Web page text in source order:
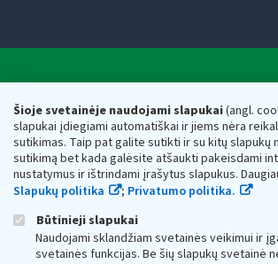
Šioje svetainėje naudojami slapukai(angl.
slapukai įdiegiami automatiškai ir jiems nėra
sutikimas. Taip pat galite sutikti ir su kitų slapukų
sutikimą bet kada galėsite atšaukti pakeisdami
nustatymus ir ištrindami įrašytus slapukus.
Slapukų politika
; Privatumo politika.
Būtinieji slapukai
Naudojami sklandžiam svetainės veikimui ir
svetainės funkcijas. Be šių slapukų svetainė
Respublikos finansų ministerijos
Biudžetinė įstaiga. Juridinio asmens kodas —
adresas: Vasario 16-osios g. 14, 01107 Vilnius,
vmi@vmi.lt, E. pristatymo dėžutės adresas
Duomenys apie Valstybinę mokesčių inspekciją
Respublikos finansų ministerijos kaupiami ir